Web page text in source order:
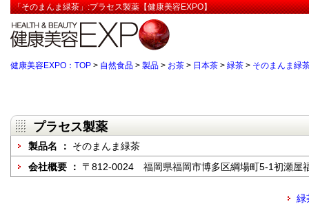
「そのまんま緑茶」:プラセス製薬【健康美容EXPO】
健康美容EXPO：TOP > 自然食品 > 製品 > お茶 > 日本茶 > 緑茶 > そのまんま緑
プラセス製薬
製品名 ： そのまんま緑茶
会社概要 ： 〒812-0024 福岡県福岡市博多区綱場町5-1初瀬屋
緑